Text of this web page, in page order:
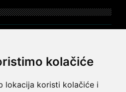
kolačiće
lokacija koristi kolačiće i
- najjednostavnije
- razlika